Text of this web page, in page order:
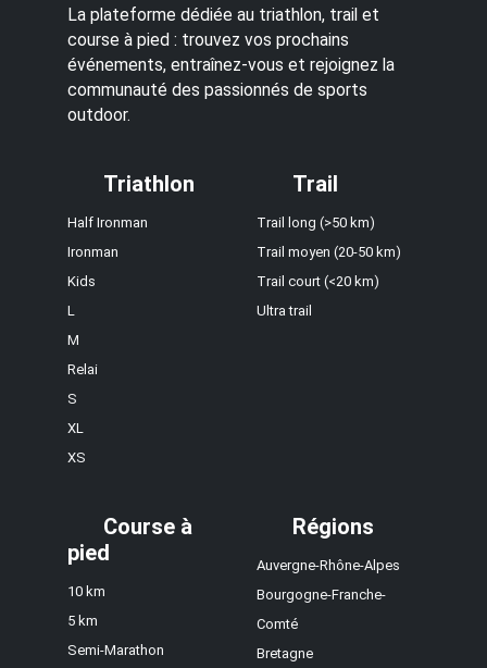
La plateforme dédiée au triathlon, trail et
course à pied : trouvez vos prochains
événements, entraînez-vous et rejoignez la
communauté des passionnés de sports
outdoor.
Triathlon
Half Ironman
Ironman
Kids
L
M
Relai
S
XL
XS
Trail
Trail long (>50 km)
Trail moyen (20-50 km)
Trail court (<20 km)
Ultra trail
Course à
pied
10 km
5 km
Semi-Marathon
Régions
Auvergne-Rhône-Alpes
Bourgogne-Franche-
Comté
Bretagne